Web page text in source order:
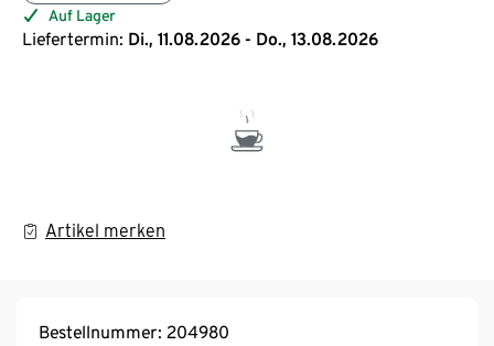
Auf Lager
Liefertermin: Di., 11.08.2026 - Do., 13.08.2026
Artikel merken
Bestellnummer: 204980